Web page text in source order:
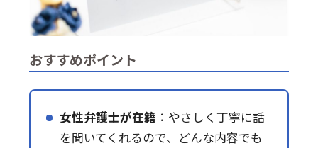
おすすめポイント
女性弁護士が在籍 ：やさしく丁寧に話
を聞いてくれるので、どんな内容でも